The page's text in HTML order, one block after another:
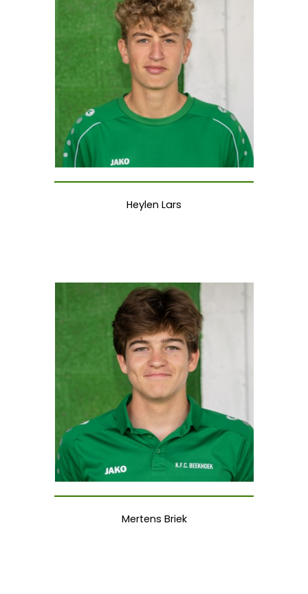
Heylen Lars
Mertens Briek